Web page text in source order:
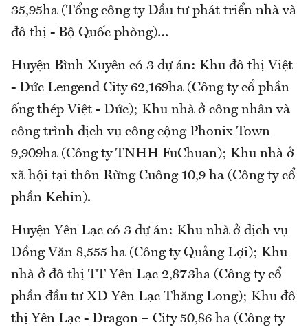
35,95ha (Tổng công ty Đầu tư phát triển nhà và
đô thị - Bộ Quốc phòng)…
Huyện Bình Xuyên có 3 dự án: Khu đô thị Việt
- Đức Lengend City 62,169ha (Công ty cổ phần
ống thép Việt - Đức); Khu nhà ở công nhân và
công trình dịch vụ công cộng Phonix Town
9,909ha (Công ty TNHH FuChuan); Khu nhà ở
xã hội tại thôn Rừng Cuông 10,9 ha (Công ty cổ
phần Kehin).
Huyện Yên Lạc có 3 dự án: Khu nhà ở dịch vụ
Đồng Văn 8,555 ha (Công ty Quảng Lợi); Khu
nhà ở đô thị TT Yên Lạc 2,873ha (Công ty cổ
phần đầu tư XD Yên Lạc Thăng Long); Khu đô
thị Yên Lạc - Dragon – City 50,86 ha (Công ty